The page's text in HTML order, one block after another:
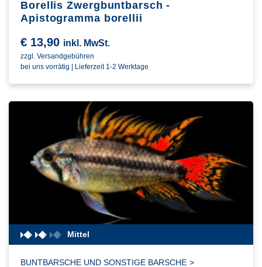
Borellis Zwergbuntbarsch -
Apistogramma borellii
€ 13,90 inkl. MwSt.
zzgl. Versandgebühren
bei uns vorrätig | Lieferzeit 1-2 Werktage
Mittel
BUNTBARSCHE UND SONSTIGE BARSCHE >